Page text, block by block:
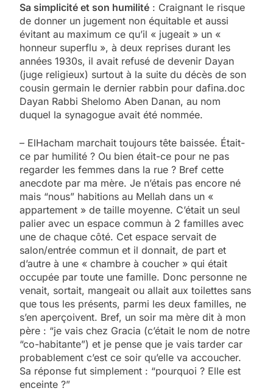
Sa simplicité et son humilité : Craignant le risque
de donner un jugement non équitable et aussi
évitant au maximum ce qu’il « jugeait » un «
honneur superflu », à deux reprises durant les
années 1930s, il avait refusé de devenir Dayan
(juge religieux) surtout à la suite du décès de son
cousin germain le dernier rabbin pour dafina.doc
Dayan Rabbi Shelomo Aben Danan, au nom
duquel la synagogue avait été nommée.
– ElHacham marchait toujours tête baissée. Était-
ce par humilité ? Ou bien était-ce pour ne pas
regarder les femmes dans la rue ? Bref cette
anecdote par ma mère. Je n’étais pas encore né
mais “nous” habitions au Mellah dans un «
appartement » de taille moyenne. C’était un seul
palier avec un espace commun à 2 familles avec
une de chaque côté. Cet espace servait de
salon/entrée commun et il donnait, de part et
d’autre à une « chambre à coucher » qui était
occupée par toute une famille. Donc personne ne
venait, sortait, mangeait ou allait aux toilettes sans
que tous les présents, parmi les deux familles, ne
s’en aperçoivent. Bref, un soir ma mère dit à mon
père : “je vais chez Gracia (c’était le nom de notre
“co-habitante”) et je pense que je vais tarder car
probablement c’est ce soir qu’elle va accoucher.
Sa réponse fut simplement : “pourquoi ? Elle est
enceinte ?”